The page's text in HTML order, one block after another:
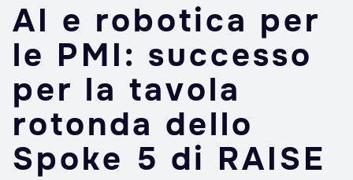
AI e robotica per
le PMI: successo
per la tavola
rotonda dello
Spoke 5 di RAISE